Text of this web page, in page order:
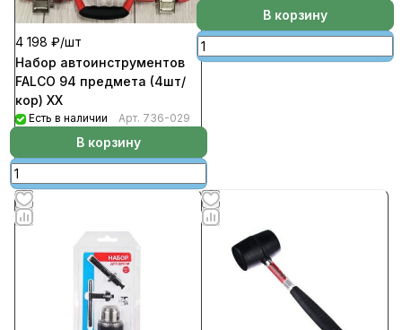
4 198 ₽/шт
Набор автоинструментов
FALCO 94 предмета (4шт/
кор) ХХ
Есть в наличии Арт. 736-029
В корзину
В корзину